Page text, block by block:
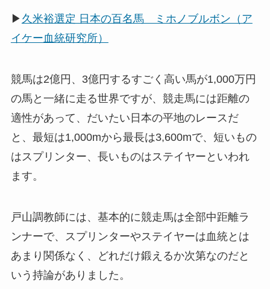
▶ 久米裕選定 日本の百名馬 ミホノブルボン（ア
イケー血統研究所）
競馬は2億円、3億円するすごく高い馬が1,000万円
の馬と一緒に走る世界ですが、競走馬には距離の
適性があって、だいたい日本の平地のレースだ
と、最短は1,000mから最長は3,600mで、短いもの
はスプリンター、長いものはステイヤーといわれ
ます。
戸山調教師には、基本的に競走馬は全部中距離ラ
ンナーで、スプリンターやステイヤーは血統とは
あまり関係なく、どれだけ鍛えるか次第なのだと
いう持論がありました。